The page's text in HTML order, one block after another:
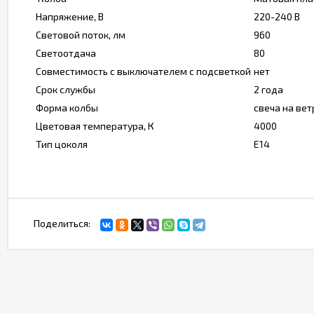
Напряжение, В
220-240 В
Световой поток, лм
960
Светоотдача
80
Совместимость с выключателем с подсветкой нет
Срок службы
2 года
Форма колбы
свеча на
Цветовая температура, К
4000
Тип цоколя
Е14
Поделиться: